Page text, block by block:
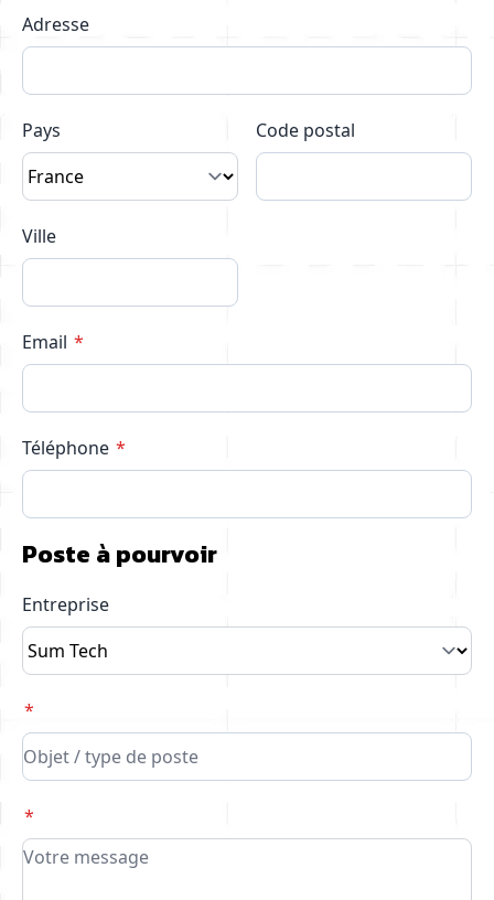
Adresse
Pays Code postal
Ville
Email
Téléphone
Poste à pourvoir
Entreprise